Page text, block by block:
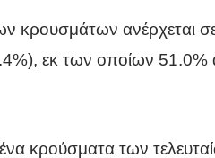
κρουσμάτων ανέρχεται
εκ των οποίων
κρούσματα των